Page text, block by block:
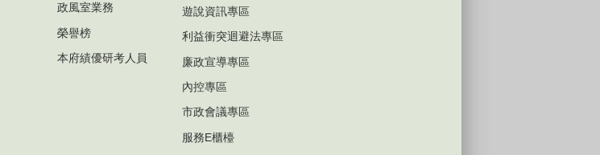
政風室業務
榮譽榜
本府績優研考人員
遊說資訊專區
利益衝突迴避法專區
廉政宣導專區
內控專區
市政會議專區
服務E櫃檯